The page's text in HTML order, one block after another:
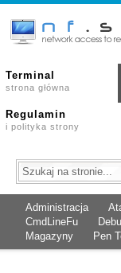
Terminal
strona główna
Regulamin
i polityka strony
Administracja
CmdLineFu
Magazyny
Pen